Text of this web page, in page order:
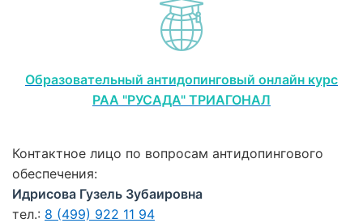
Образовательный антидопинговый онлайн курс
РАА "РУСАДА" ТРИАГОНАЛ
Контактное лицо по вопросам антидопингового
обеспечения:
Идрисова Гузель Зубаировна
тел.: 8 (499) 922 11 94